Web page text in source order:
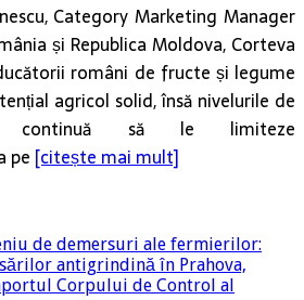
Category Marketing Manager
și Republica Moldova, Corteva
români de fructe și legume
agricol solid, însă nivelurile de
continuă să le limiteze
pe [citește mai mult]
de demersuri ale fermierilor:
antigrindină în Prahova,
Corpului de Control al